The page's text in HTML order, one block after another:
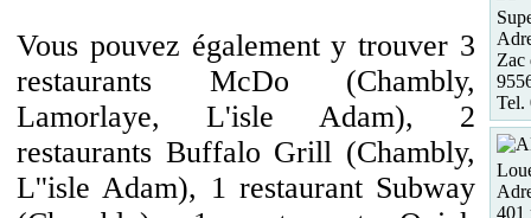
Vous pouvez également y trouver 3
restaurants McDo (Chambly,
Lamorlaye, L'isle Adam), 2
restaurants Buffalo Grill (Chambly,
L''isle Adam), 1 restaurant Subway
Zac
Tel.
401